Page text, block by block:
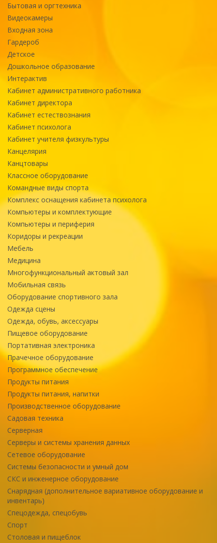
Бытовая и оргтехника
Видеокамеры
Входная зона
Гардероб
Детское
Дошкольное образование
Интерактив
Кабинет административного работника
Кабинет директора
Кабинет естествознания
Кабинет психолога
Кабинет учителя физкультуры
Канцелярия
Канцтовары
Классное оборудование
Командные виды спорта
Комплекс оснащения кабинета психолога
Компьютеры и комплектующие
Компьютеры и периферия
Коридоры и рекреации
Мебель
Медицина
Многофункциональный актовый зал
Мобильная связь
Оборудование спортивного зала
Одежда сцены
Одежда, обувь, аксессуары
Пищевое оборудование
Портативная электроника
Прачечное оборудование
Программное обеспечение
Продукты питания
Продукты питания, напитки
Производственное оборудование
Садовая техника
Серверная
Серверы и системы хранения данных
Сетевое оборудование
Системы безопасности и умный дом
СКС и инженерное оборудование
Снарядная (дополнительное вариативное оборудование и
инвентарь)
Спецодежда, спецобувь
Спорт
Столовая и пищеблок